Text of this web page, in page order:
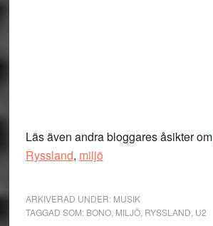
Läs även andra bloggares åsikter om
Ryssland, miljö
ARKIVERAD UNDER: MUSIK
TAGGAD SOM: BONO, MILJÖ, RYSSLAND U2